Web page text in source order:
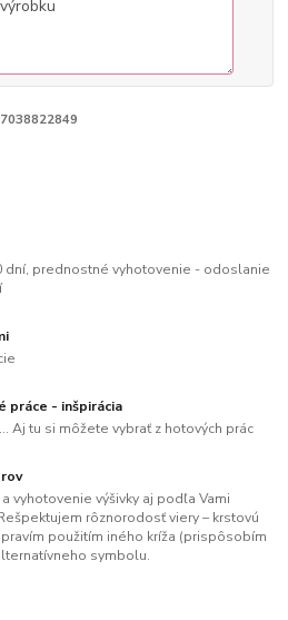
dní, prednostné vyhotovenie - odoslanie
práce - inšpirácia
Aj tu si môžete vybrať z hotových prác
vyhotovenie výšivky aj podľa Vami
rôznorodosť viery – krstovú
použitím iného kríža (prispôsobím
symbolu.